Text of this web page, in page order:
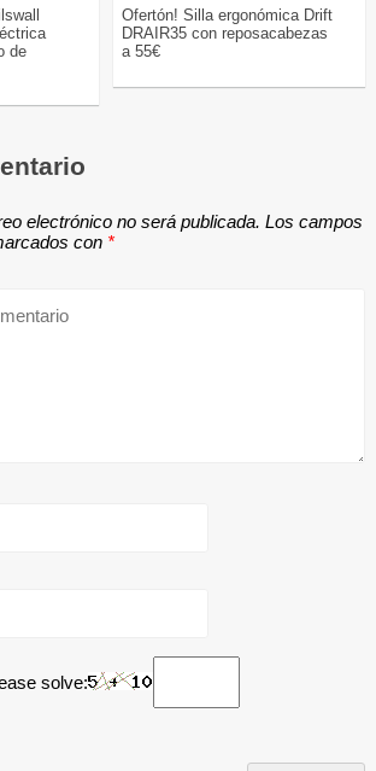
de
Ofertón! Silla ergonómica Drift
DRAIR35 con reposacabezas
a 55€
electrónico no será publicada. Los campos
con *
solve: